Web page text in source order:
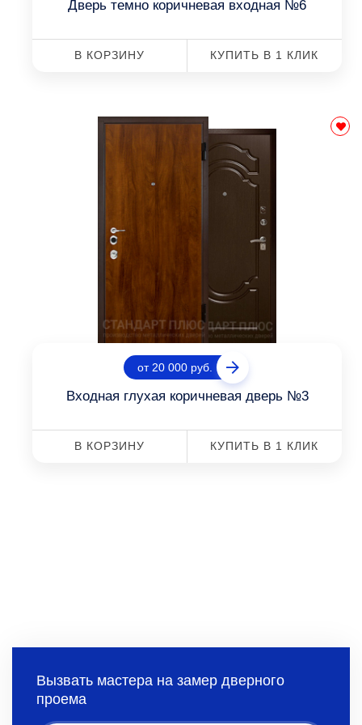
Дверь темно коричневая входная №6
В КОРЗИНУ КУПИТЬ В 1 КЛИК
от 20 000 руб.
Входная глухая коричневая дверь №3
В КОРЗИНУ КУПИТЬ В 1 КЛИК
Вызвать мастера на замер дверного
проема